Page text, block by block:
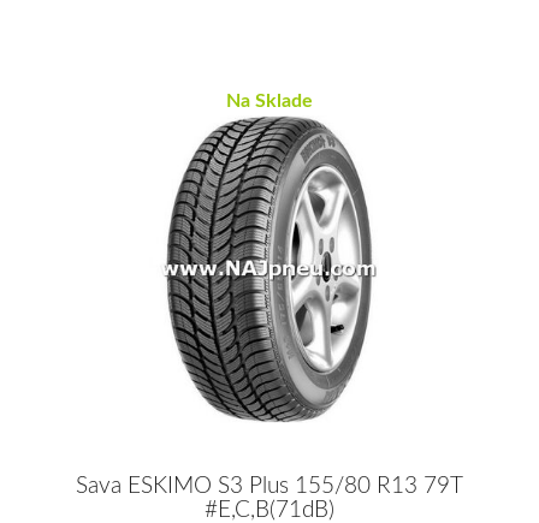
Na Sklade
Sava ESKIMO S3 Plus 155/80 R13 79T
#E,C,B(71dB)